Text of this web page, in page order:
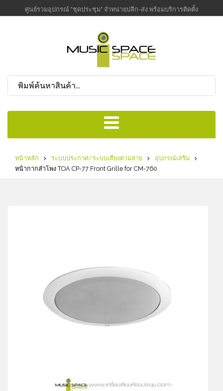
ศูนย์รวมอุปกรณ์ "ชุดประชุม" จำหน่ายปลีก-ส่ง พร้อมบริการติดตั้ง
หน้าหลัก ระบบประกาศ/ระบบเสียงตามสาย
อุปกรณ์เสริม
หน้ากากลำโพง TOA CP-77 Front Grille for CM-760